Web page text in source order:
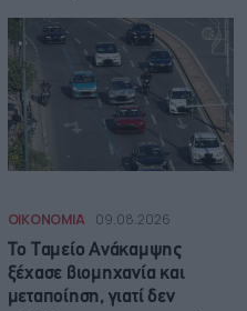
ΟΙΚΟΝΟΜΙΑ 09.08.2026
Το Ταμείο Ανάκαμψης
ξέχασε βιομηχανία και
μεταποίηση, γιατί δεν